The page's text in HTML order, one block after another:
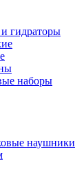
гидраторы
наборы
наушники